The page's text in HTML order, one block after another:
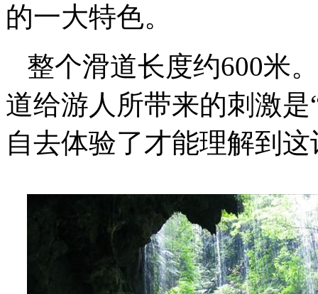
的一大特色。
整个滑道长度约600米
道给游人所带来的刺激
自去体验了才能理解到